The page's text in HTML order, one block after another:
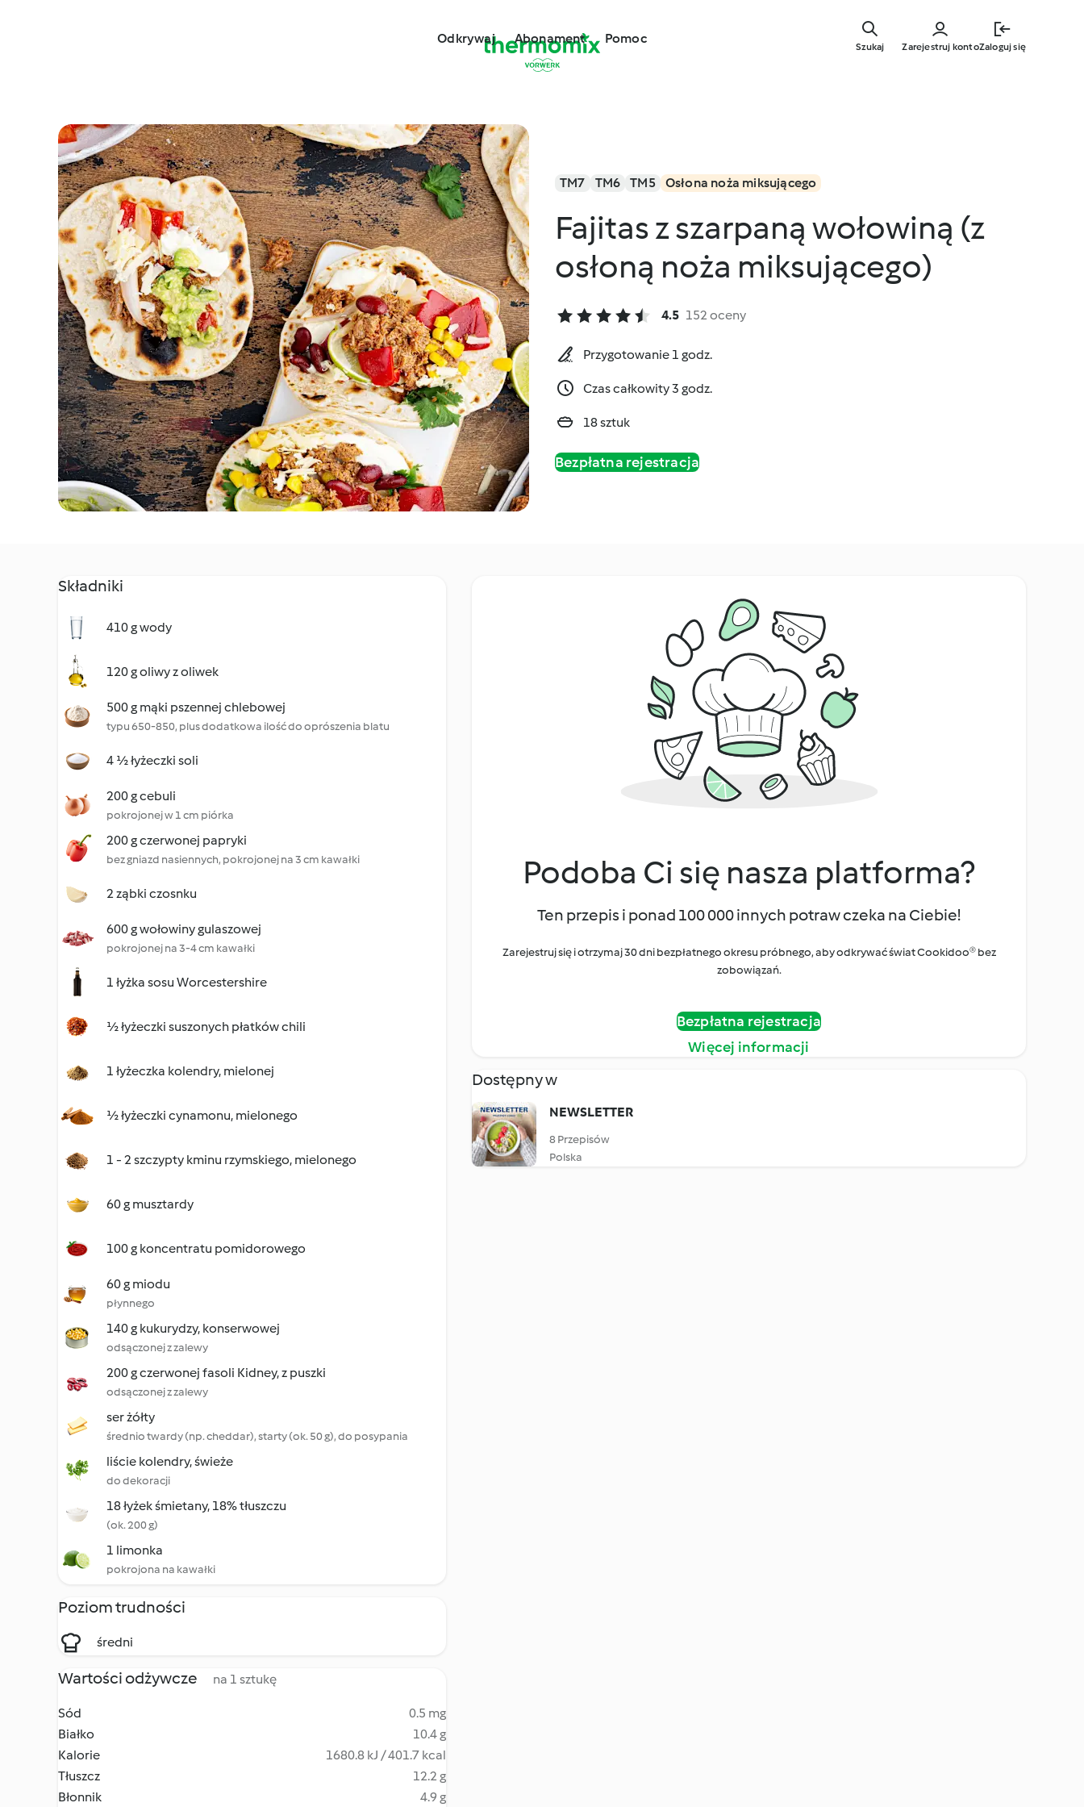
głównej
Odkrywaj Abonament Pomoc
Zarejestruj kontoZaloguj się
Szukaj
TM7 TM6 TM5 Osłona noża miksującego
Fajitas z szarpaną wołowiną (z
osłoną noża miksującego)
4.5 152 oceny
Przygotowanie 1 godz.
Czas całkowity 3 godz.
18 sztuk
Bezpłatna rejestracja
Składniki
410 g wody
120 g oliwy z oliwek
500 g mąki pszennej chlebowej
typu 650-850, plus dodatkowa ilość do oprószenia blatu
4 ½ łyżeczki soli
200 g cebuli
pokrojonej w 1 cm piórka
200 g czerwonej papryki
bez gniazd nasiennych, pokrojonej na 3 cm kawałki
2 ząbki czosnku
600 g wołowiny gulaszowej
pokrojonej na 3-4 cm kawałki
1 łyżka sosu Worcestershire
½ łyżeczki suszonych płatków chili
1 łyżeczka kolendry, mielonej
½ łyżeczki cynamonu, mielonego
1 - 2 szczypty kminu rzymskiego, mielonego
60 g musztardy
100 g koncentratu pomidorowego
60 g miodu
płynnego
140 g kukurydzy, konserwowej
odsączonej z zalewy
200 g czerwonej fasoli Kidney, z puszki
odsączonej z zalewy
ser żółty
średnio twardy (np. cheddar), starty (ok. 50 g), do posypania
liście kolendry, świeże
do dekoracji
18 łyżek śmietany, 18% tłuszczu
(ok. 200 g)
1 limonka
pokrojona na kawałki
Poziom trudności
średni
Wartości odżywcze na 1 sztukę
Sód
0.5 mg
Białko
10.4 g
Kalorie
1680.8 kJ / 401.7 kcal
Tłuszcz
12.2 g
Błonnik
4.9 g
Podoba Ci się nasza platforma?
Ten przepis i ponad 100 000 innych potraw czeka na Ciebie!
Zarejestruj się i otrzymaj 30 dni bezpłatnego okresu próbnego, aby odkrywać świat Cookidoo® bez
zobowiązań.
Bezpłatna rejestracja
Więcej informacji
Dostępny w
NEWSLETTER
8 Przepisów
Polska